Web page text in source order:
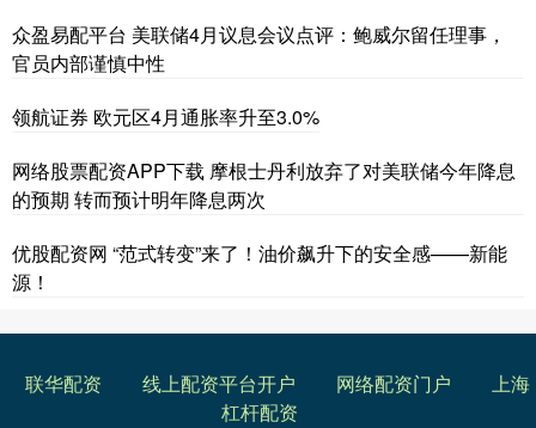
众盈易配平台 美联储4月议息会议点评：鲍威尔留任理事，
官员内部谨慎中性
领航证券 欧元区4月通胀率升至3.0%
网络股票配资APP下载 摩根士丹利放弃了对美联储今年降息
的预期 转而预计明年降息两次
优股配资网 “范式转变”来了！油价飙升下的安全感——新能
源！
联华配资 线上配资平台开户 网络配资门户
上海
杠杆配资